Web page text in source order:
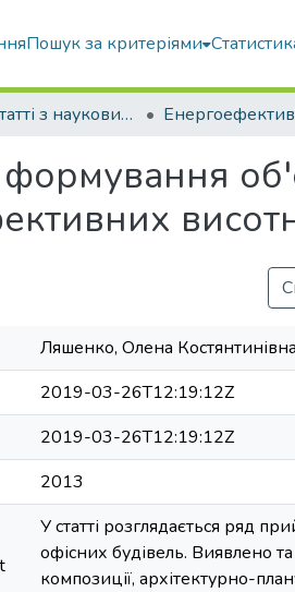
Пошук за критеріями
Вибрані статті з наукових збірників КНУБА
Ляшенко, Олена Костянтинівна
2019-03-26T12:19:12Z
2019-03-26T12:19:12Z
2013
У статті розглядається ряд
офісних будівель. Виявлено
композиції, архітектурно-